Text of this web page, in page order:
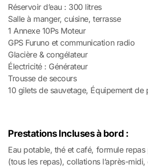
Réservoir d’eau : 300 litres
Salle à manger, cuisine, terrasse
1 Annexe 10Ps Moteur
GPS Furuno et communication radio
Glacière & congélateur
Électricité : Générateur
Trousse de secours
10 gilets de sauvetage, Équipement de
Prestations Incluses à bord :
Eau potable, thé et café, formule
(tous les repas), collations l’après-